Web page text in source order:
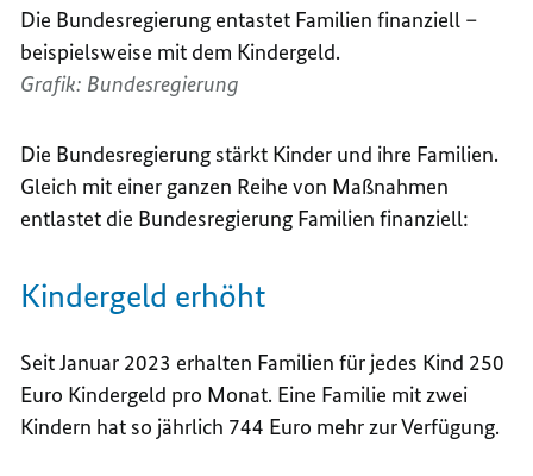
Die Bundesregierung entastet Familien finanziell –
beispielsweise mit dem Kindergeld.
Grafik: Bundesregierung
Die Bundesregierung stärkt Kinder und ihre Familien.
Gleich mit einer ganzen Reihe von Maßnahmen
entlastet die Bundesregierung Familien finanziell:
Kindergeld erhöht
Seit Januar 2023 erhalten Familien für jedes Kind 250
Euro Kindergeld pro Monat. Eine Familie mit zwei
Kindern hat so jährlich 744 Euro mehr zur Verfügung.